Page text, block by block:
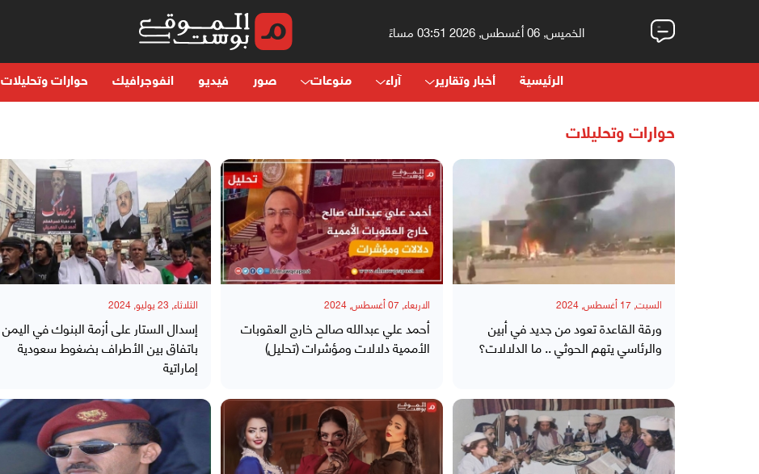
الخميس, 06 أغسطس, 2026 03:51 مساءً
الرئيسية أخبار وتقارير آراء منوعات صور فيديو انفوجرافيك حوارات وتحليلات
حوارات وتحليلات
السبت, 17 أغسطس, 2024
ورقة القاعدة تعود من جديد في أبين
والرئاسي يتهم الحوثي .. ما الدلالات؟
الاربعاء, 07 أغسطس, 2024
أحمد علي عبدالله صالح خارج العقوبات
الأممية دلالات ومؤشرات (تحليل)
الثلاثاء, 23 يوليو, 2024
إسدال الستار على أزمة البنوك في اليمن
باتفاق بين الأطراف بضغوط سعودية
إماراتية